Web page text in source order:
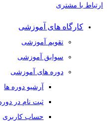
کارگاه های آموزشی
تقویم آموزشی
سوابق آموزشی
دوره های آموزشی
آرشیو دوره ها
ثبت نام در
حساب کاربری